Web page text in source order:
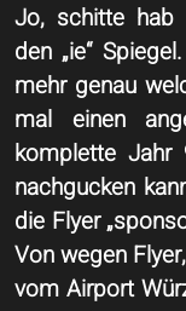
Jo, schitte hab
den „ie“
mehr genau
mal einen
komplette
nachgucken
die Flyer
Von wegen
vom Airport